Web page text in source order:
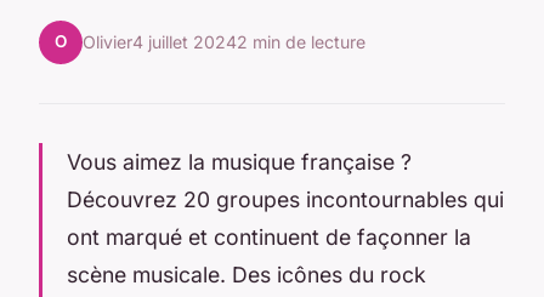
O Olivier4 juillet 20242 min de lecture
Vous aimez la musique française ?
Découvrez 20 groupes incontournables qui
ont marqué et continuent de façonner la
scène musicale. Des icônes du rock